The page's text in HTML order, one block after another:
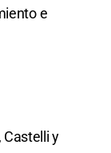
e
Castelli y